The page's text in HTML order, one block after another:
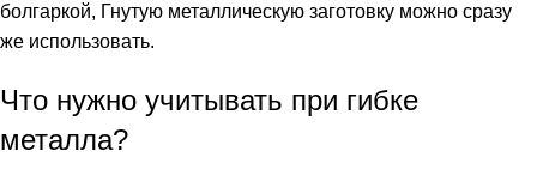
болгаркой, Гнутую металлическую заготовку можно сразу
же использовать.
Что нужно учитывать при гибке
металла?